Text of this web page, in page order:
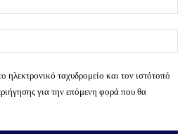
ηλεκτρονικό ταχυδρομείο και τον ιστότοπό
για την επόμενη φορά που θα